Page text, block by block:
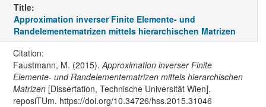
Title:
Approximation inverser Finite Elemente- und
Randelementematrizen mittels hierarchischen Matrizen
Citation:
Faustmann, M. (2015). Approximation inverser Finite
Elemente- und Randelementematrizen mittels hierarchischen
Matrizen[Dissertation, Technische Universität Wien].
reposiTUm. https://doi.org/10.34726/hss.2015.31046